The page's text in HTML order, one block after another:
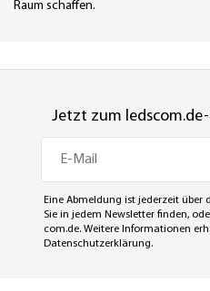
Raum schaffen.
Jetzt zum
Eine Abmeldung ist jederzeit über
Sie in jedem Newsletter finden,
com.de. Weitere Informationen
Datenschutzerklärung.